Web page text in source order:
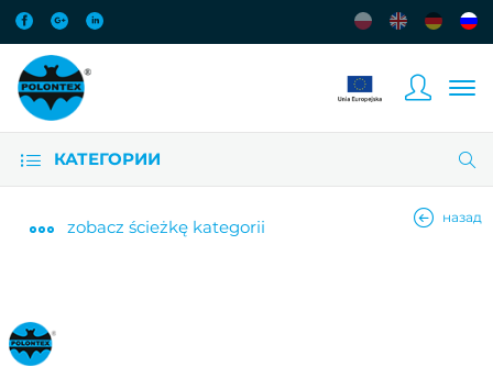
КАТЕГОРИИ
zobacz ścieżkę kategorii назад